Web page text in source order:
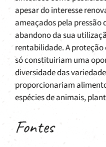
apesar do interesse
ameaçados pela pressão
abandono da sua
rentabilidade. A proteção
só constituiriam uma
diversidade das
proporcionariam
espécies de animais,
Fontes